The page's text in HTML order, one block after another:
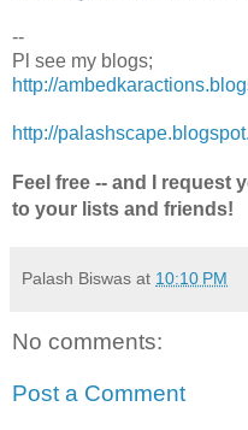
--
Pl see my blogs;
http://
http://
Feel free -- and I request
to your lists and friends!
Palash Biswas at 10:10 PM
No comments:
Post a Comment